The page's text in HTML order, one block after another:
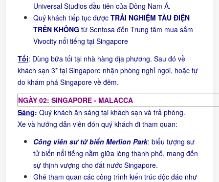
Universal Studios đầu tiên của Đông Nam Á.
Quý khách tiếp tục được TRẢI NGHIỆM TÀU ĐIỆN
TRÊN KHÔNG từ Sentosa đến Trung tâm mua sắm
Vivocity nổi tiếng tại Singapore
Tối: Dùng bữa tối tại nhà hàng địa phương. Sau đó về
khách sạn 3* tại Singapore nhận phòng nghỉ ngơi, hoặc tự
do khám phá Singapore về đêm.
NGÀY 02: SINGAPORE - MALACCA
Sáng: Quý khách ăn sáng tại khách sạn và trả phòng.
Xe và hướng dẫn viên đón quý khách đi tham quan:
Công viên sư tử biển Merlion Park: biểu tượng sư
tử biển nổi tiếng nằm giữa lòng thành phố, mang đến
sự thịnh vượng cho đất nước Singapore.
Ghé tham quan các công trình kiến trúc độc đáo như